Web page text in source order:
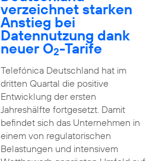
verzeichnet starken
Anstieg bei
Datennutzung dank
neuer O2-Tarife
Telefónica Deutschland hat im
dritten Quartal die positive
Entwicklung der ersten
Jahreshälfte fortgesetzt. Damit
befindet sich das Unternehmen in
einem von regulatorischen
Belastungen und intensivem